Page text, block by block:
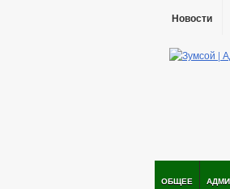
Новости
ОБЩЕЕ